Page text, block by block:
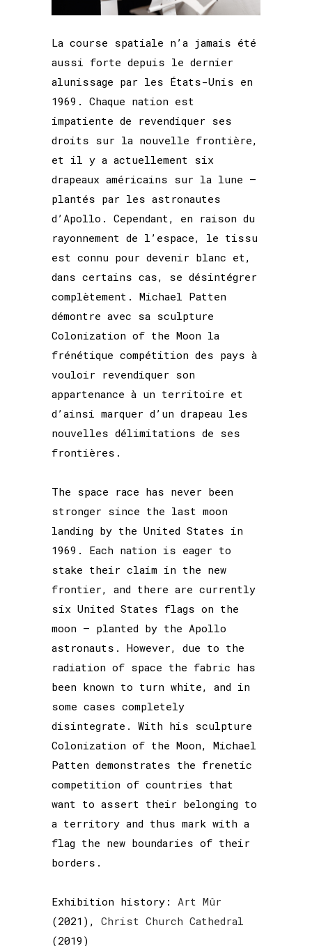
La course spatiale n’a jamais été
aussi forte depuis le dernier
alunissage par les États-Unis en
1969. Chaque nation est
impatiente de revendiquer ses
droits sur la nouvelle frontière,
et il y a actuellement six
drapeaux américains sur la lune –
plantés par les astronautes
d’Apollo. Cependant, en raison du
rayonnement de l’espace, le tissu
est connu pour devenir blanc et,
dans certains cas, se désintégrer
complètement. Michael Patten
démontre avec sa sculpture
Colonization of the Moon la
frénétique compétition des pays à
vouloir revendiquer son
appartenance à un territoire et
d’ainsi marquer d’un drapeau les
nouvelles délimitations de ses
frontières.
The space race has never been
stronger since the last moon
landing by the United States in
1969. Each nation is eager to
stake their claim in the new
frontier, and there are currently
six United States flags on the
moon – planted by the Apollo
astronauts. However, due to the
radiation of space the fabric has
been known to turn white, and in
some cases completely
disintegrate. With his sculpture
Colonization of the Moon, Michael
Patten demonstrates the frenetic
competition of countries that
want to assert their belonging to
a territory and thus mark with a
flag the new boundaries of their
borders.
Exhibition history: Art Mûr
(2021), Christ Church Cathedral
(2019)